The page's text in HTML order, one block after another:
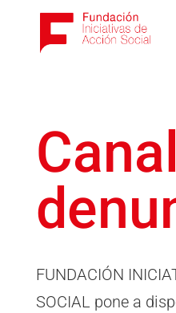
FUNDACIÓN
SOCIAL pone a